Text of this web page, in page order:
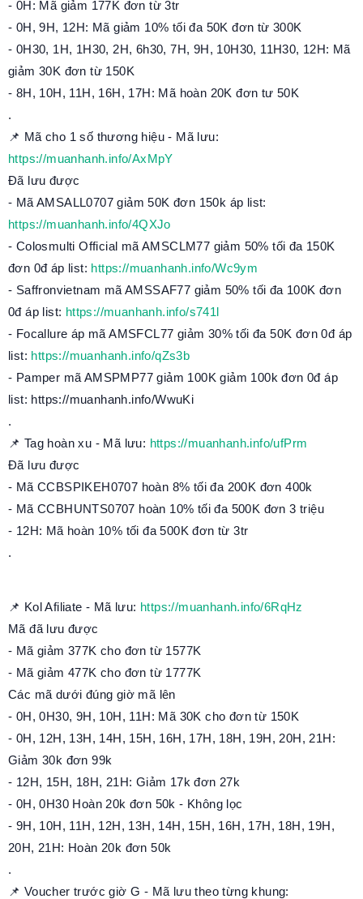
- 0H: Mã giảm 177K đơn từ 3tr
- 0H, 9H, 12H: Mã giảm 10% tối đa 50K đơn từ 300K
- 0H30, 1H, 1H30, 2H, 6h30, 7H, 9H, 10H30, 11H30, 12H: Mã
giảm 30K đơn từ 150K
- 8H, 10H, 11H, 16H, 17H: Mã hoàn 20K đơn tư 50K
.
📌 Mã cho 1 số thương hiệu - Mã lưu:
https://muanhanh.info/AxMpY
Đã lưu được
- Mã AMSALL0707 giảm 50K đơn 150k áp list:
https://muanhanh.info/4QXJo
- Colosmulti Official mã AMSCLM77 giảm 50% tối đa 150K
đơn 0đ áp list: https://muanhanh.info/Wc9ym
- Saffronvietnam mã AMSSAF77 giảm 50% tối đa 100K đơn
0đ áp list: https://muanhanh.info/s741l
- Focallure áp mã AMSFCL77 giảm 30% tối đa 50K đơn 0đ áp
list: https://muanhanh.info/qZs3b
- Pamper mã AMSPMP77 giảm 100K giảm 100k đơn 0đ áp
list: https://muanhanh.info/WwuKi
.
📌 Tag hoàn xu - Mã lưu: https://muanhanh.info/ufPrm
Đã lưu được
- Mã CCBSPIKEH0707 hoàn 8% tối đa 200K đơn 400k
- Mã CCBHUNTS0707 hoàn 10% tối đa 500K đơn 3 triệu
- 12H: Mã hoàn 10% tối đa 500K đơn từ 3tr
.
📌 Kol Afiliate - Mã lưu: https://muanhanh.info/6RqHz
Mã đã lưu được
- Mã giảm 377K cho đơn từ 1577K
- Mã giảm 477K cho đơn từ 1777K
Các mã dưới đúng giờ mã lên
- 0H, 0H30, 9H, 10H, 11H: Mã 30K cho đơn từ 150K
- 0H, 12H, 13H, 14H, 15H, 16H, 17H, 18H, 19H, 20H, 21H:
Giảm 30k đơn 99k
- 12H, 15H, 18H, 21H: Giảm 17k đơn 27k
- 0H, 0H30 Hoàn 20k đơn 50k - Không lọc
- 9H, 10H, 11H, 12H, 13H, 14H, 15H, 16H, 17H, 18H, 19H,
20H, 21H: Hoàn 20k đơn 50k
.
📌 Voucher trước giờ G - Mã lưu theo từng khung: